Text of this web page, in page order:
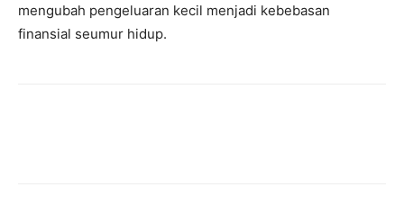
mengubah pengeluaran kecil menjadi kebebasan
finansial seumur hidup.